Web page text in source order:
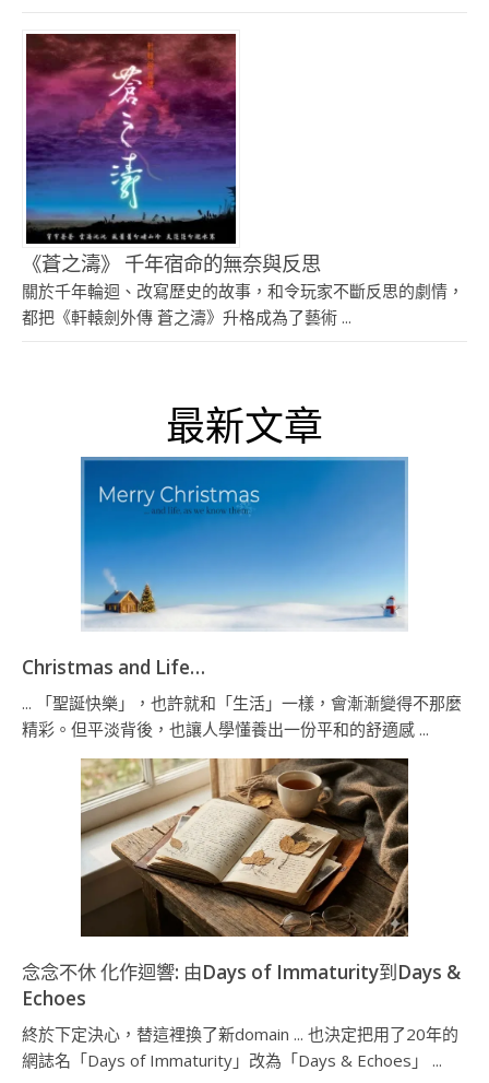
《蒼之濤》 千年宿命的無奈與反思
關於千年輪迴、改寫歷史的故事，和令玩家不斷反思的劇情，
都把《軒轅劍外傳 蒼之濤》升格成為了藝術 ...
最新文章
Christmas and Life…
... 「聖誕快樂」，也許就和「生活」一樣，會漸漸變得不那麼
精彩。但平淡背後，也讓人學懂養出一份平和的舒適感 ...
念念不休 化作迴響: 由Days of Immaturity到Days &
Echoes
終於下定決心，替這裡換了新domain ... 也決定把用了20年的
網誌名「Days of Immaturity」改為「Days & Echoes」 ...